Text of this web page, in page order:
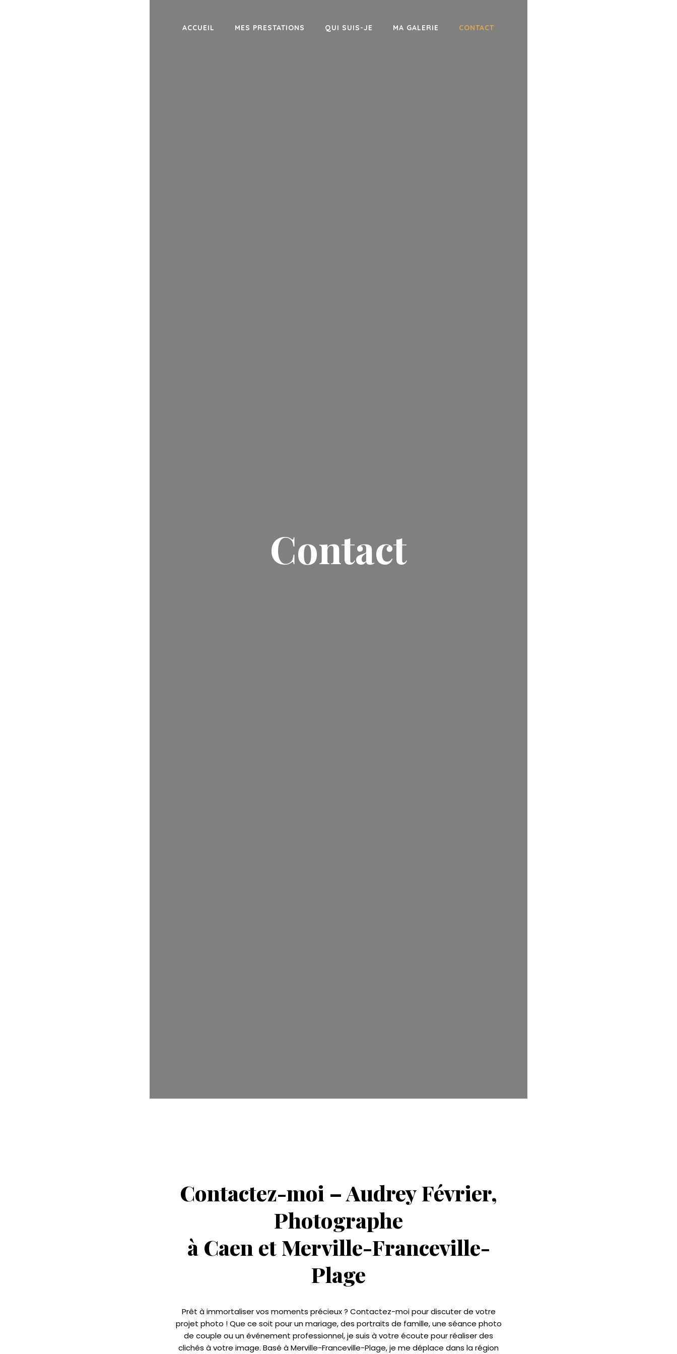
ACCUEIL MES PRESTATIONS QUI SUIS-JE MA GALERIE CONTACT
Contact
Contactez-moi – Audrey Février,
Photographe
à Caen et Merville-Franceville-
Plage
Prêt à immortaliser vos moments précieux ? Contactez-moi pour discuter de votre
projet photo ! Que ce soit pour un mariage, des portraits de famille, une séance photo
de couple ou un événement professionnel, je suis à votre écoute pour réaliser des
clichés à votre image. Basé à Merville-Franceville-Plage, je me déplace dans la région